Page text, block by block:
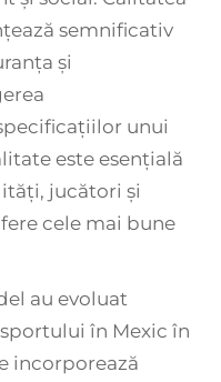
semnificativ
și
unui
este esențială
jucători și
cele mai bune
au evoluat
în Mexic în
incorporează